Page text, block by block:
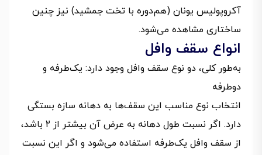
آکروپولیس یونان (هم‌دوره با تخت جمشید) نیز چنین
ساختاری مشاهده می‌شود.
انواع سقف وافل
به‌طور کلی، دو نوع سقف وافل وجود دارد: یک‌طرفه و
دوطرفه
انتخاب نوع مناسب این سقف‌ها به دهانه سازه بستگی
دارد. اگر نسبت طول دهانه به عرض آن بیشتر از ۲ باشد،
از سقف وافل یک‌طرفه استفاده می‌شود و اگر این نسبت